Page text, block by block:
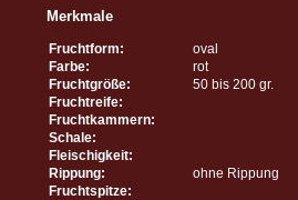
Merkmale
Fruchtform:
oval
Farbe:
rot
Fruchtgröße:
50 bis 200 gr.
Fruchtreife:
Fruchtkammern:
Schale:
Fleischigkeit:
Rippung:
ohne Rippung
Fruchtspitze: